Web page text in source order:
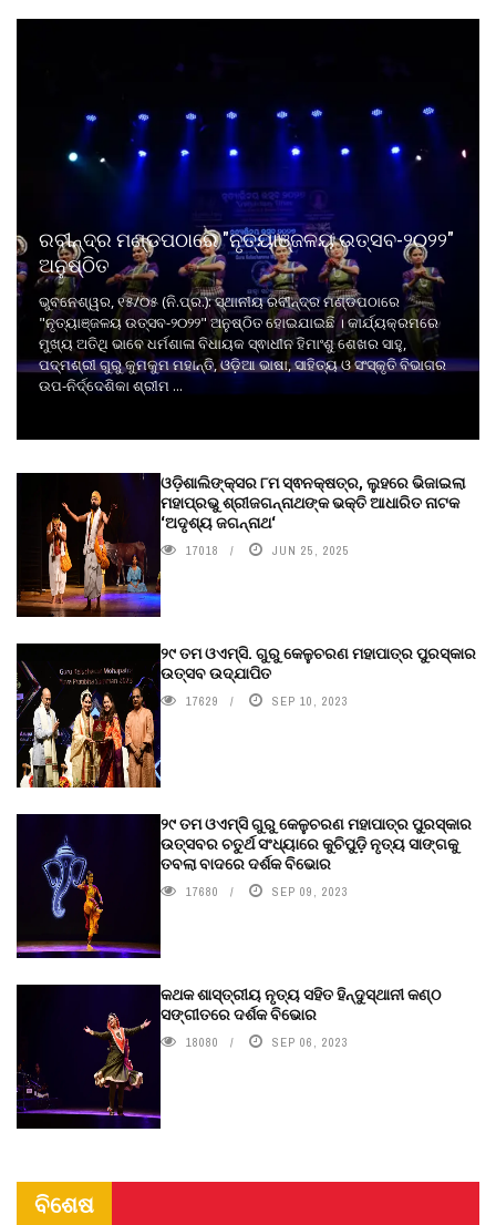
ରବୀନ୍ଦ୍ର ମଣ୍ଡପଠାରେ "ନୃତ୍ୟାଞ୍ଜଳୟ ଉତ୍ସବ-୨୦୨୨"
ଅନୁଷ୍ଠିତ
ଭୁବନେଶ୍ୱର, ୧୫/୦୫ (ନି.ପ୍ର.): ସ୍ଥାନୀୟ ରବୀନ୍ଦ୍ର ମଣ୍ଡପଠାରେ
"ନୃତ୍ୟାଞ୍ଜଳୟ ଉତ୍ସବ-୨୦୨୨" ଅନୁଷ୍ଠିତ ହୋଇଯାଇଛି । କାର୍ଯ୍ୟକ୍ରମରେ
ମୁଖ୍ୟ ଅତିଥି ଭାବେ ଧର୍ମଶାଳା ବିଧାୟକ ସ୍ଵାଧୀନ ହିମାଂଶୁ ଶେଖର ସାହୁ,
ପଦ୍ମଶ୍ରୀ ଗୁରୁ କୁମକୁମ ମହାନ୍ତି, ଓଡ଼ିଆ ଭାଷା, ସାହିତ୍ୟ ଓ ସଂସ୍କୃତି ବିଭାଗର
ଉପ-ନିର୍ଦ୍ଦେଶିକା ଶ୍ରୀମ ...
ଓଡ଼ିଶାଲିଙ୍କ୍ସର ୮ମ ସ୍ଵନକ୍ଷତ୍ର, ଲୁହରେ ଭିଜାଇଲା
ମହାପ୍ରଭୁ ଶ୍ରୀଜଗନ୍ନାଥଙ୍କ ଭକ୍ତି ଆଧାରିତ ନାଟକ
‘ଅଦୃଶ୍ୟ ଜଗନ୍ନାଥ‘
17018 JUN 25, 2025
୨୯ ତମ ଓଏମ୍‌ସି. ଗୁରୁ କେଳୁଚରଣ ମହାପାତ୍ର ପୁରସ୍କାର
ଉତ୍ସବ ଉଦ୍‍ଯାପିତ
17629 SEP 10, 2023
୨୯ ତମ ଓଏମ୍‌ସି ଗୁରୁ କେଳୁଚରଣ ମହାପାତ୍ର ପୁରସ୍କାର
ଉତ୍ସବର ଚତୁର୍ଥ ସଂଧ୍ୟାରେ କୁଚିପୁଡ଼ି ନୃତ୍ୟ ସାଙ୍ଗକୁ
ତବଲା ବାଦରେ ଦର୍ଶକ ବିଭୋର
17680 SEP 09, 2023
କଥକ ଶାସ୍ତ୍ରୀୟ ନୃତ୍ୟ ସହିତ ହିନ୍ଦୁସ୍ଥାନୀ କଣ୍ଠ
ସଙ୍ଗୀତରେ ଦର୍ଶକ ବିଭୋର
18080 SEP 06, 2023
ବିଶେଷ